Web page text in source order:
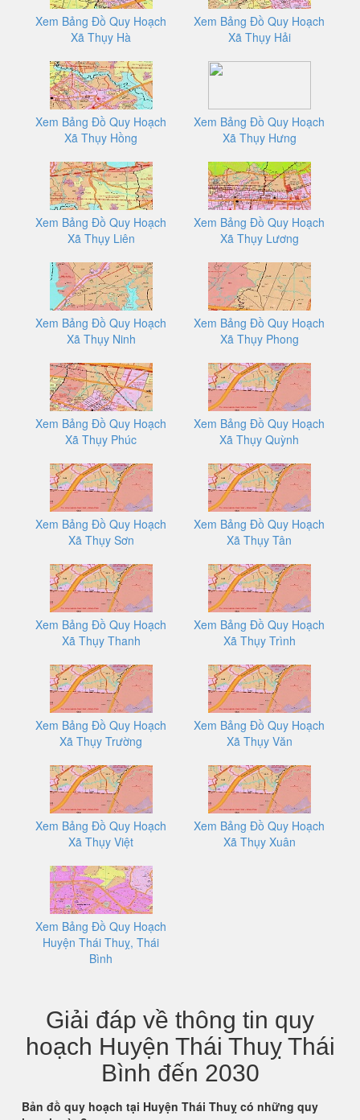
Xem Bảng Đồ Quy Hoạch
Xã Thụy Hà
Xem Bảng Đồ Quy Hoạch
Xã Thụy Hải
Xem Bảng Đồ Quy Hoạch
Xã Thụy Hồng
Xem Bảng Đồ Quy Hoạch
Xã Thụy Hưng
Xem Bảng Đồ Quy Hoạch
Xã Thụy Liên
Xem Bảng Đồ Quy Hoạch
Xã Thụy Lương
Xem Bảng Đồ Quy Hoạch
Xã Thụy Ninh
Xem Bảng Đồ Quy Hoạch
Xã Thụy Phong
Xem Bảng Đồ Quy Hoạch
Xã Thụy Phúc
Xem Bảng Đồ Quy Hoạch
Xã Thụy Quỳnh
Xem Bảng Đồ Quy Hoạch
Xã Thụy Sơn
Xem Bảng Đồ Quy Hoạch
Xã Thụy Tân
Xem Bảng Đồ Quy Hoạch
Xã Thụy Thanh
Xem Bảng Đồ Quy Hoạch
Xã Thụy Trình
Xem Bảng Đồ Quy Hoạch
Xã Thụy Trường
Xem Bảng Đồ Quy Hoạch
Xã Thụy Văn
Xem Bảng Đồ Quy Hoạch
Xã Thụy Việt
Xem Bảng Đồ Quy Hoạch
Xã Thụy Xuân
Xem Bảng Đồ Quy Hoạch
Huyện Thái Thuỵ, Thái
Bình
Giải đáp về thông tin quy
hoạch Huyện Thái Thuỵ Thái
Bình đến 2030
Bản đồ quy hoạch tại Huyện Thái Thuỵ có những quy